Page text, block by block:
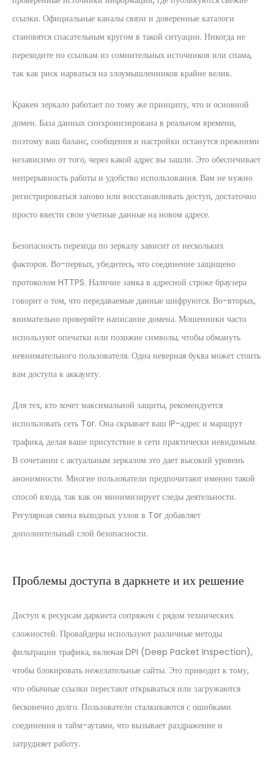
ссылки. Официальные каналы связи и доверенные каталоги
становятся спасательным кругом в такой ситуации. Никогда не
переходите по ссылкам из сомнительных источников или спама,
так как риск нарваться на злоумышленников крайне велик.
Кракен зеркало работает по тому же принципу, что и основной
домен. База данных синхронизирована в реальном времени,
поэтому ваш баланс, сообщения и настройки останутся прежними
независимо от того, через какой адрес вы зашли. Это обеспечивает
непрерывность работы и удобство использования. Вам не нужно
регистрироваться заново или восстанавливать доступ, достаточно
просто ввести свои учетные данные на новом адресе.
Безопасность перехода по зеркалу зависит от нескольких
факторов. Во-первых, убедитесь, что соединение защищено
протоколом HTTPS. Наличие замка в адресной строке браузера
говорит о том, что передаваемые данные шифруются. Во-вторых,
внимательно проверяйте написание домена. Мошенники часто
используют опечатки или похожие символы, чтобы обмануть
невнимательного пользователя. Одна неверная буква может стоить
вам доступа к аккаунту.
Для тех, кто хочет максимальной защиты, рекомендуется
использовать сеть Tor. Она скрывает ваш IP-адрес и маршрут
трафика, делая ваше присутствие в сети практически невидимым.
В сочетании с актуальным зеркалом это дает высокий уровень
анонимности. Многие пользователи предпочитают именно такой
способ входа, так как он минимизирует следы деятельности.
Регулярная смена выходных узлов в Tor добавляет
дополнительный слой безопасности.
Проблемы доступа в даркнете и их решение
Доступ к ресурсам даркнета сопряжен с рядом технических
сложностей. Провайдеры используют различные методы
фильтрации трафика, включая DPI (Deep Packet Inspection),
чтобы блокировать нежелательные сайты. Это приводит к тому,
что обычные ссылки перестают открываться или загружаются
бесконечно долго. Пользователи сталкиваются с ошибками
соединения и тайм-аутами, что вызывает раздражение и
затрудняет работу.